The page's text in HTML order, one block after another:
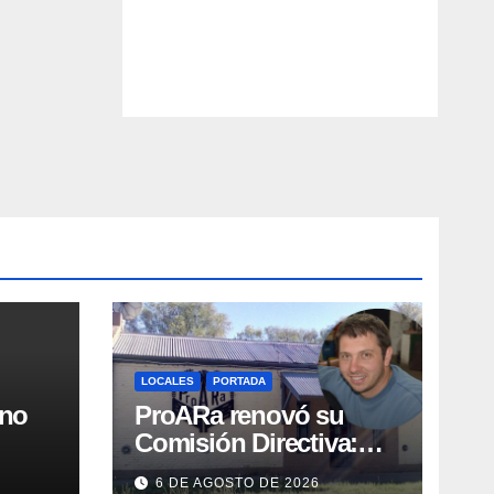
LOCALES PORTADA
ProARa renovó su
Comisión Directiva:
Emiliano Etchevers es
6 DE AGOSTO DE 2026